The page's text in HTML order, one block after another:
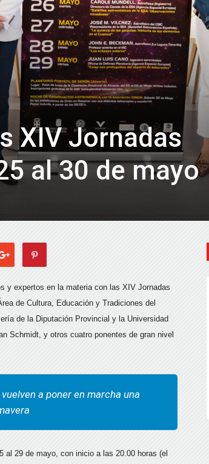
XIV Jornadas
al 30 de mayo
y expertos en la materia con las XIV Jornadas
de Cultura, Educación y Tradiciones del
de la Diputación Provincial y la Universidad
Schmidt, y otros cuatro ponentes de gran nivel
a poner en marcha una
al 29 de mayo, con inicio a las 20.00 horas (el